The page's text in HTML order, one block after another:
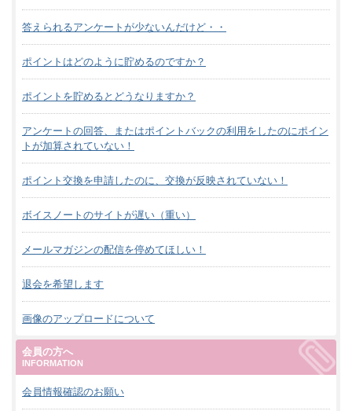
答えられるアンケートが少ないんだけど・・
ポイントはどのように貯めるのですか？
ポイントを貯めるとどうなりますか？
アンケートの回答、またはポイントバックの利用をしたのにポイン
トが加算されていない！
ポイント交換を申請したのに、交換が反映されていない！
ボイスノートのサイトが遅い（重い）
メールマガジンの配信を停めてほしい！
退会を希望します
画像のアップロードについて
会員の方へ
INFORMATION
会員情報確認のお願い